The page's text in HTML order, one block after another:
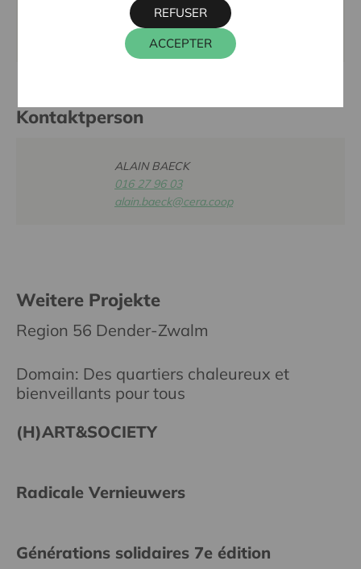
info@kunst-en-zwalm.be
www.kunst-en-zwalm.be
Kontaktperson
ALAIN BAECK
016 27 96 03
alain.baeck@cera.coop
Weitere Projekte
Region 56 Dender-Zwalm
Domain: Des quartiers chaleureux et
bienveillants pour tous
(H)ART&SOCIETY
Radicale Vernieuwers
Générations solidaires 7e édition
ACCEPTER
REFUSER